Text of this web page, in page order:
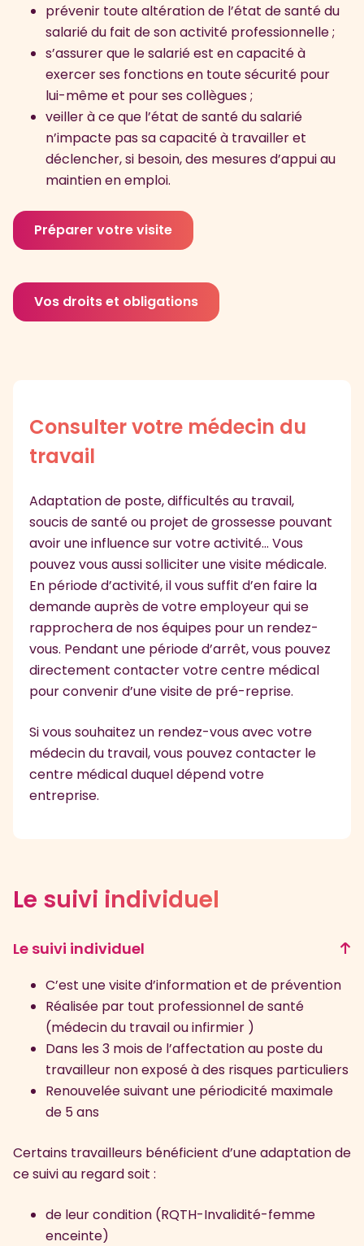
prévenir toute altération de l’état de santé du
salarié du fait de son activité professionnelle ;
s’assurer que le salarié est en capacité à
exercer ses fonctions en toute sécurité pour
lui-même et pour ses collègues ;
veiller à ce que l’état de santé du salarié
n’impacte pas sa capacité à travailler et
déclencher, si besoin, des mesures d’appui au
maintien en emploi.
Préparer votre visite
Vos droits et obligations
Consulter votre médecin du
travail
Adaptation de poste, difficultés au travail,
soucis de santé ou projet de grossesse pouvant
avoir une influence sur votre activité… Vous
pouvez vous aussi solliciter une visite médicale.
En période d’activité, il vous suffit d’en faire la
demande auprès de votre employeur qui se
rapprochera de nos équipes pour un rendez-
vous. Pendant une période d’arrêt, vous pouvez
directement contacter votre centre médical
pour convenir d’une visite de pré-reprise.
Si vous souhaitez un rendez-vous avec votre
médecin du travail, vous pouvez contacter le
centre médical duquel dépend votre
entreprise.
Le suivi individuel
Le suivi individuel
C’est une visite d’information et de prévention
Réalisée par tout professionnel de santé
(médecin du travail ou infirmier )
Dans les 3 mois de l’affectation au poste du
travailleur non exposé à des risques particuliers
Renouvelée suivant une périodicité maximale
de 5 ans
Certains travailleurs bénéficient d’une adaptation de
ce suivi au regard soit :
de leur condition (RQTH-Invalidité-femme
enceinte)